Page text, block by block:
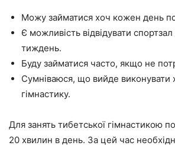
Можу займатися хоч кожен день
Є можливість відвідувати
тиждень.
Буду займатися часто, якщо не
Сумніваюся, що вийде виконувати
гімнастику.
Для занять тибетської гімнастикою
20 хвилин в день. За цей час